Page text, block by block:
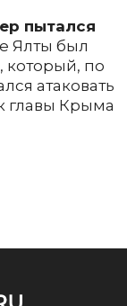
пытался
Ялты был
который, по
атаковать
главы Крыма